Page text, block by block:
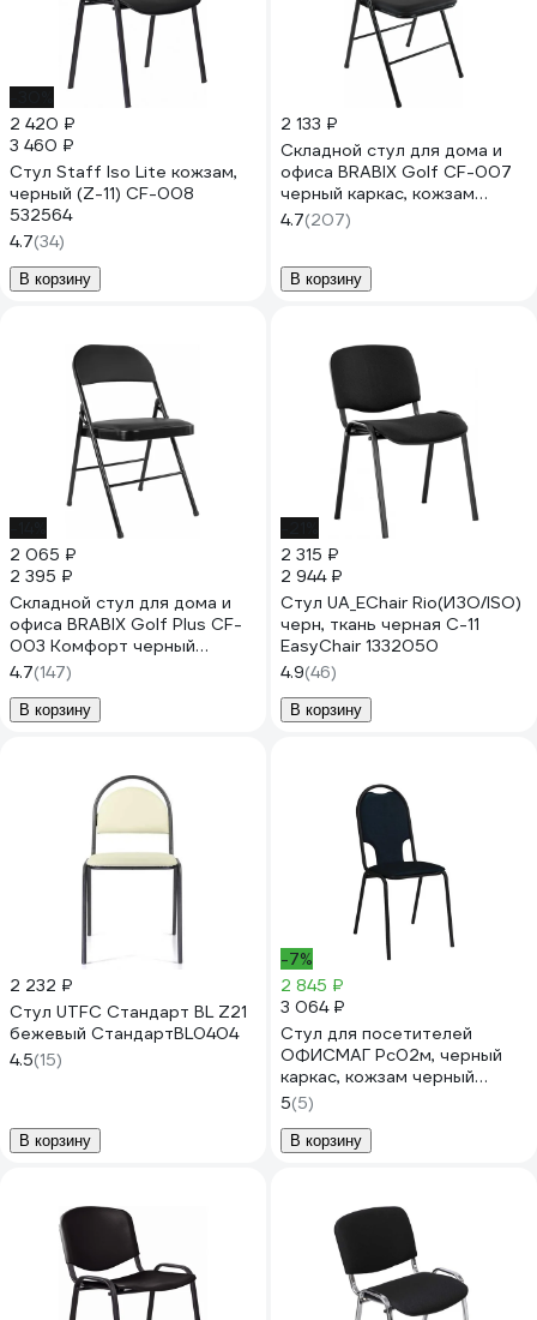
2 420 ₽
3 460 ₽
Стул Staff Iso Lite кожзам,
черный (Z-11) CF-008
532564
4.7(34)
В корзину
2 133 ₽
Складной стул для дома и
офиса BRABIX Golf CF-007
черный каркас, кожзам
черный, 531565
4.7(207)
В корзину
2 065 ₽
2 395 ₽
Складной стул для дома и
офиса BRABIX Golf Plus CF-
003 Комфорт черный
каркас, кожзам черный,
531566
4.7(147)
В корзину
2 315 ₽
2 944 ₽
Стул UA_EChair Rio(ИЗО/ISO)
черн, ткань черная С-11
EasyChair 1332050
4.9(46)
В корзину
2 232 ₽
Стул UTFC Стандарт BL Z21
бежевый СтандартBL0404
4.5(15)
В корзину
-7%
2 845 ₽
3 064 ₽
Стул для посетителей
ОФИСМАГ Рс02м, черный
каркас, кожзам черный
531894
5(5)
В корзину